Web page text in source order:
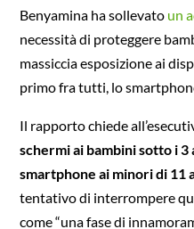
Benyamina ha sollevato un
necessità di proteggere
massiccia esposizione ai
primo fra tutti, lo
Il rapporto chiede
schermi ai bambini sotto i 3
smartphone ai minori di 11
tentativo di interrompere
come “una fase di